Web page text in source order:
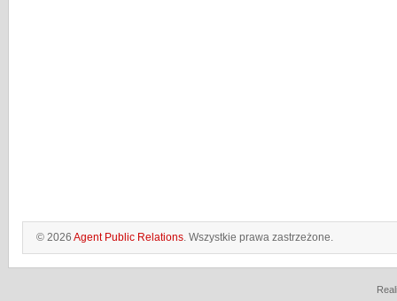
© 2026 Agent Public Relations. Wszystkie prawa zastrzeżone.